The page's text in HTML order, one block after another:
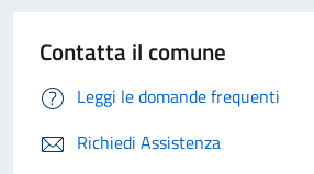
Contatta il comune
Leggi le domande frequenti
Richiedi Assistenza